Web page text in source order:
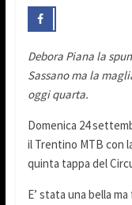
Debora Piana la
Sassano ma la
oggi quarta.
Domenica 24
il Trentino MTB con
quinta tappa del
E’ stata una bella